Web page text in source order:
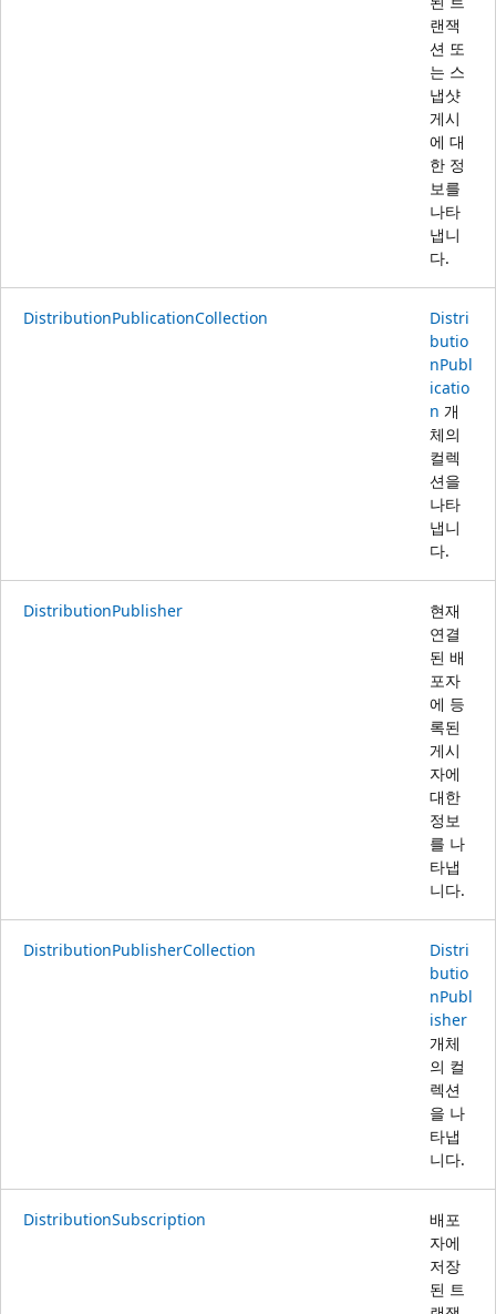
랜잭
션 또
는 스
냅샷
게시
에 대
한 정
보를
나타
냅니
다.
DistributionPublicationCollection
Distri
butio
nPubl
icatio
n 개
체의
컬렉
션을
나타
냅니
다.
DistributionPublisher
현재
연결
된 배
포자
에 등
록된
게시
자에
대한
정보
를 나
타냅
니다.
DistributionPublisherCollection
Distri
butio
nPubl
isher
개체
의 컬
렉션
을 나
타냅
니다.
DistributionSubscription
배포
자에
저장
된 트